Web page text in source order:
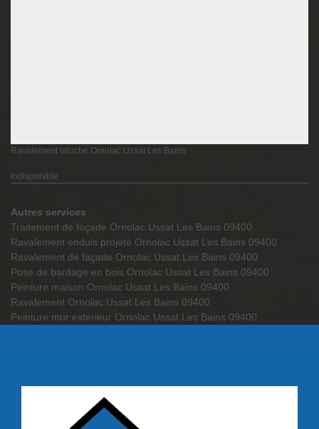
Ravalement taloché Ornolac Ussat Les Bains
indisponible
Autres services
Traitement de façade Ornolac Ussat Les Bains 09400
Ravalement enduis projeté Ornolac Ussat Les Bains 09400
Ravalement de façade Ornolac Ussat Les Bains 09400
Pose de bardage en bois Ornolac Ussat Les Bains 09400
Peinture maison Ornolac Ussat Les Bains 09400
Ravalement Ornolac Ussat Les Bains 09400
Peinture mur extérieur Ornolac Ussat Les Bains 09400